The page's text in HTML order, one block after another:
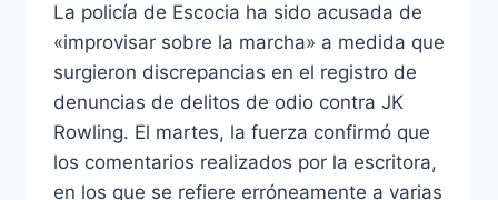
La policía de Escocia ha sido acusada de
«improvisar sobre la marcha» a medida que
surgieron discrepancias en el registro de
denuncias de delitos de odio contra JK
Rowling. El martes, la fuerza confirmó que
los comentarios realizados por la escritora,
en los que se refiere erróneamente a varias